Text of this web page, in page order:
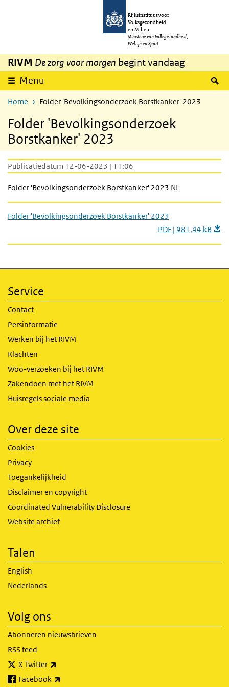
Overslaan en naar de inhoud gaan
Rijksinstituut voor
Volksgezondheid
en Milieu
Ministerie van Volksgezondheid,
Welzijn en Sport
RIVM De zorg voor morgen begint vandaag
Menu
Home Folder 'Bevolkingsonderzoek Borstkanker' 2023
Folder 'Bevolkingsonderzoek
Borstkanker' 2023
Publicatiedatum 12-06-2023 | 11:06
Folder 'Bevolkingsonderzoek Borstkanker' 2023 NL
Folder 'Bevolkingsonderzoek Borstkanker' 2023
PDF | 981,44 kB
Service
Contact
Persinformatie
Werken bij het RIVM
Klachten
Woo-verzoeken bij het RIVM
Zakendoen met het RIVM
Huisregels sociale media
Over deze site
Cookies
Privacy
Toegankelijkheid
Disclaimer en copyright
Coordinated Vulnerability Disclosure
Website archief
Talen
English
Nederlands
Volg ons
Abonneren nieuwsbrieven
RSS feed
X Twitter
Facebook